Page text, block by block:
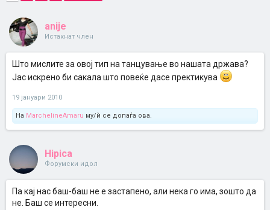
anije
Истакнат член
Што мислите за овој тип на танцување во нашата држава?
Јас искрено би сакала што повеќе дасе пректикува
19 јануари 2010
На MarchelineAmaru му/ѝ се допаѓа ова.
Hipica
Форумски идол
Па кај нас баш-баш не е застапено, али нека го има, зошто да
не. Баш се интересни.